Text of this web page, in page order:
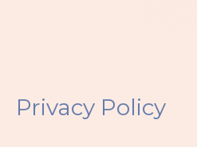
Privacy Policy